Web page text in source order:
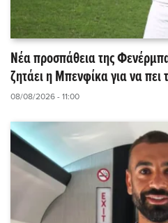
Νέα προσπάθεια της
ζητάει η Μπενφίκα για να πει
08/08/2026 - 11:00